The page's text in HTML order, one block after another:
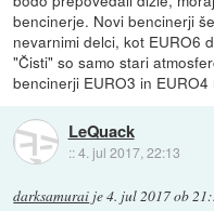
bencinerje. Novi bencinerji
nevarnimi delci, kot EURO6
"Čisti" so samo stari
bencinerji EURO3 in EURO4
LeQuack
::4. jul 2017, 22:13
darksamurai je4. jul 2017 ob